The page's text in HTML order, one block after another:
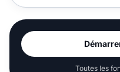
Toutes les